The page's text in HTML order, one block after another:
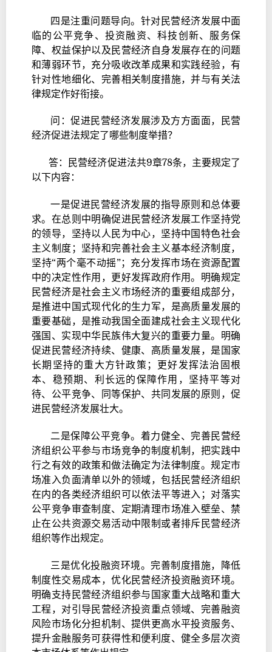
四是注重问题导向。针对民营经济发展中面
临的公平竞争、投资融资、科技创新、服务保
障、权益保护以及民营经济自身发展存在的问题
和薄弱环节，充分吸收改革成果和实践经验，有
针对性地细化、完善相关制度措施，并与有关法
律规定作好衔接。
问：促进民营经济发展涉及方方面面，民营
经济促进法规定了哪些制度举措？
答：民营经济促进法共9章78条，主要规定了
以下内容：
一是促进民营经济发展的指导原则和总体要
求。在总则中明确促进民营经济发展工作坚持党
的领导，坚持以人民为中心，坚持中国特色社会
主义制度；坚持和完善社会主义基本经济制度，
坚持“两个毫不动摇”；充分发挥市场在资源配置
中的决定性作用，更好发挥政府作用。明确规定
民营经济是社会主义市场经济的重要组成部分，
是推进中国式现代化的生力军，是高质量发展的
重要基础，是推动我国全面建成社会主义现代化
强国、实现中华民族伟大复兴的重要力量。明确
促进民营经济持续、健康、高质量发展，是国家
长期坚持的重大方针政策；更好发挥法治固根
本、稳预期、利长远的保障作用，坚持平等对
待、公平竞争、同等保护、共同发展的原则，促
进民营经济发展壮大。
二是保障公平竞争。着力健全、完善民营经
济组织公平参与市场竞争的制度机制，把实践中
行之有效的政策和做法确定为法律制度。规定市
场准入负面清单以外的领域，包括民营经济组织
在内的各类经济组织可以依法平等进入；对落实
公平竞争审查制度、定期清理市场准入壁垒、禁
止在公共资源交易活动中限制或者排斥民营经济
组织等作出规定。
三是优化投融资环境。完善制度措施，降低
制度性交易成本，优化民营经济投资融资环境。
明确支持民营经济组织参与国家重大战略和重大
工程，对引导民营经济投资重点领域、完善融资
风险市场化分担机制、提供更高水平投资服务、
提升金融服务可获得性和便利度、健全多层次资